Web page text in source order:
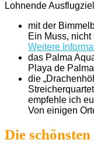
Lohnende
mit der
Ein Muss,
Weitere
das Palma
Playa de
die
empfehle ich
Von einigen
Die